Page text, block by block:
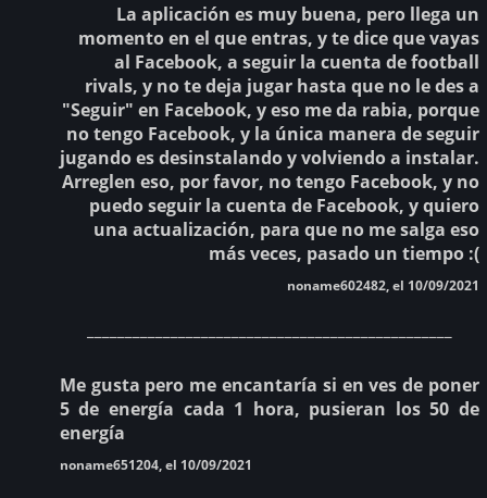
La aplicación es muy buena, pero llega un
momento en el que entras, y te dice que vayas
al Facebook, a seguir la cuenta de football
rivals, y no te deja jugar hasta que no le des a
"Seguir" en Facebook, y eso me da rabia, porque
no tengo Facebook, y la única manera de seguir
jugando es desinstalando y volviendo a instalar.
Arreglen eso, por favor, no tengo Facebook, y no
puedo seguir la cuenta de Facebook, y quiero
una actualización, para que no me salga eso
más veces, pasado un tiempo :(
noname602482, el 10/09/2021
Me gusta pero me encantaría si en ves de poner
5 de energía cada 1 hora, pusieran los 50 de
energía
noname651204, el 10/09/2021